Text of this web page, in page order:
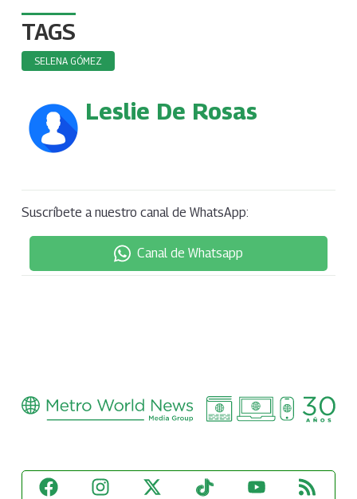
TAGS
SELENA GÓMEZ
Leslie De Rosas
Suscríbete a nuestro canal de WhatsApp:
Canal de Whatsapp